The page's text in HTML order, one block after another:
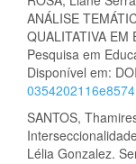
ANÁLISE
QUALITATIVA EM
Pesquisa em
Disponível em:
0354202116e8574
SANTOS,
Lélia Gonzalez.